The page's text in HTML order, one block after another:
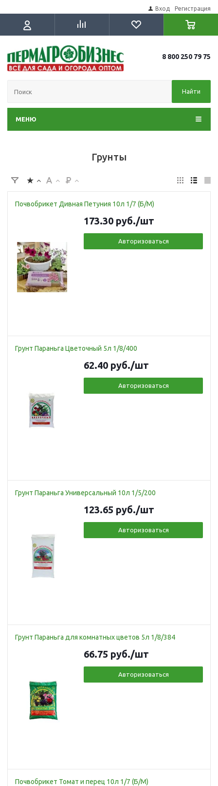
Вход Регистрация
8 800 250 79 75
Найти
МЕНЮ
Грунты
Почвобрикет Дивная Петуния 10л 1/7 (Б/М)
173.30 руб./шт
Авторизоваться
Грунт Параньга Цветочный 5л 1/8/400
62.40 руб./шт
Авторизоваться
Грунт Параньга Универсальный 10л 1/5/200
123.65 руб./шт
Авторизоваться
Грунт Параньга для комнатных цветов 5л 1/8/384
66.75 руб./шт
Авторизоваться
Почвобрикет Томат и перец 10л 1/7 (Б/М)